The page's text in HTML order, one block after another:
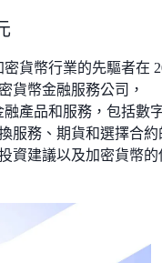
貨幣行業的先驅者在
貨幣金融服務公司，
產品和服務，包括數
服務、期貨和選擇合約
資建議以及加密貨幣的